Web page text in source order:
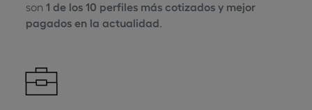
son 1 de los 10 perfiles más cotizados y mejor
pagados en la actualidad.